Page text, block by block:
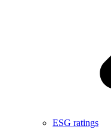
ESG ratings